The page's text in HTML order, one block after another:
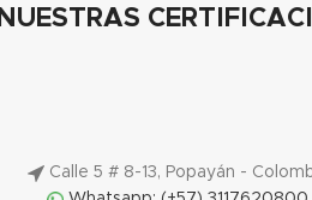
NUESTRAS
Calle 5 # 8-13, Popayán -